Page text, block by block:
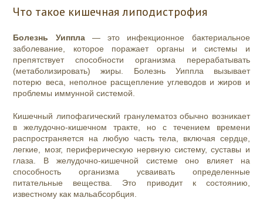
Что такое кишечная липодистрофия
Болезнь Уиппла— это инфекционное бактериальное
заболевание, которое поражает органы и системы и
препятствует способности организма перерабатывать
(метаболизировать) жиры. Болезнь Уиппла вызывает
потерю веса, неполное расщепление углеводов и жиров и
проблемы иммунной системой.
Кишечный липофагический гранулематоз обычно возникает
в желудочно-кишечном тракте, но с течением времени
распространяется на любую часть тела, включая сердце,
легкие, мозг, периферическую нервную систему, суставы и
глаза. В желудочно-кишечной системе оно влияет на
способность организма усваивать определенные
питательные вещества. Это приводит к состоянию,
известному как мальабсорбция.